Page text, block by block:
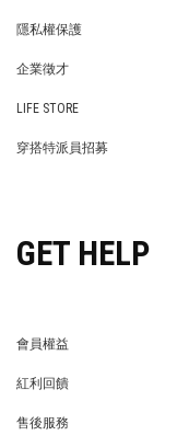
隱私權保護
企業徵才
LIFE STORE
穿搭特派員招募
GET HELP
會員權益
紅利回饋
售後服務